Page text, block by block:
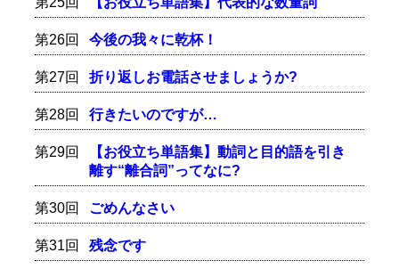
第26回 今後の我々に乾杯！
第27回 折り返しお電話させましょうか?
第28回 行きたいのですが…
第29回
【お役立ち単語集】動詞と目的語を引き
離す“離合詞”ってなに?
第30回 ごめんなさい
第31回 残念です